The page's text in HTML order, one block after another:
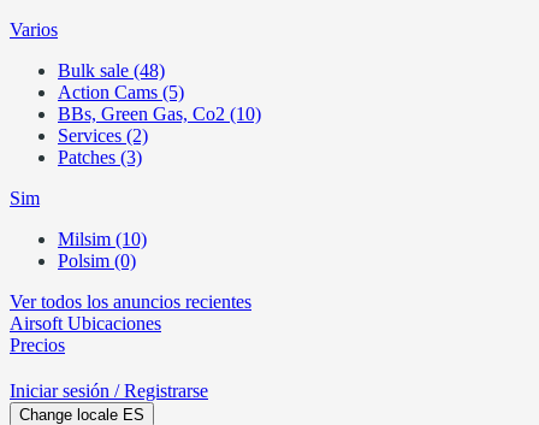
Varios
Bulk sale (48)
Action Cams (5)
BBs, Green Gas, Co2 (10)
Services (2)
Patches (3)
Sim
Milsim (10)
Polsim (0)
Ver todos los anuncios recientes
Airsoft Ubicaciones
Precios
Iniciar sesión / Registrarse
Change locale ES